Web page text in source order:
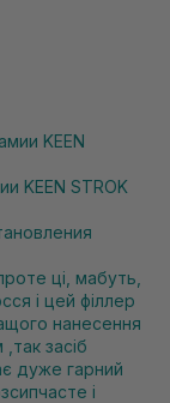
KEEN STROK
ці, мабуть,
і цей філлер
нанесення
засіб
дуже гарний
і